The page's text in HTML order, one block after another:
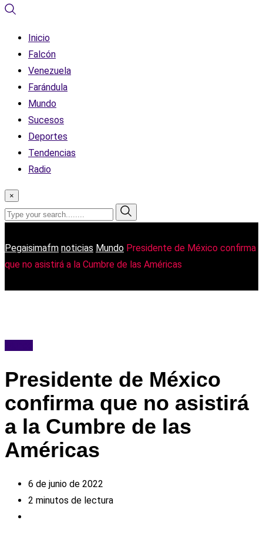
Inicio
Falcón
Venezuela
Farándula
Mundo
Sucesos
Deportes
Tendencias
Radio
×
Pegaisimafm noticias Mundo Presidente de México confirma
que no asistirá a la Cumbre de las Américas
Presidente de México
confirma que no asistirá
a la Cumbre de las
Américas
6 de junio de 2022
2 minutos de lectura